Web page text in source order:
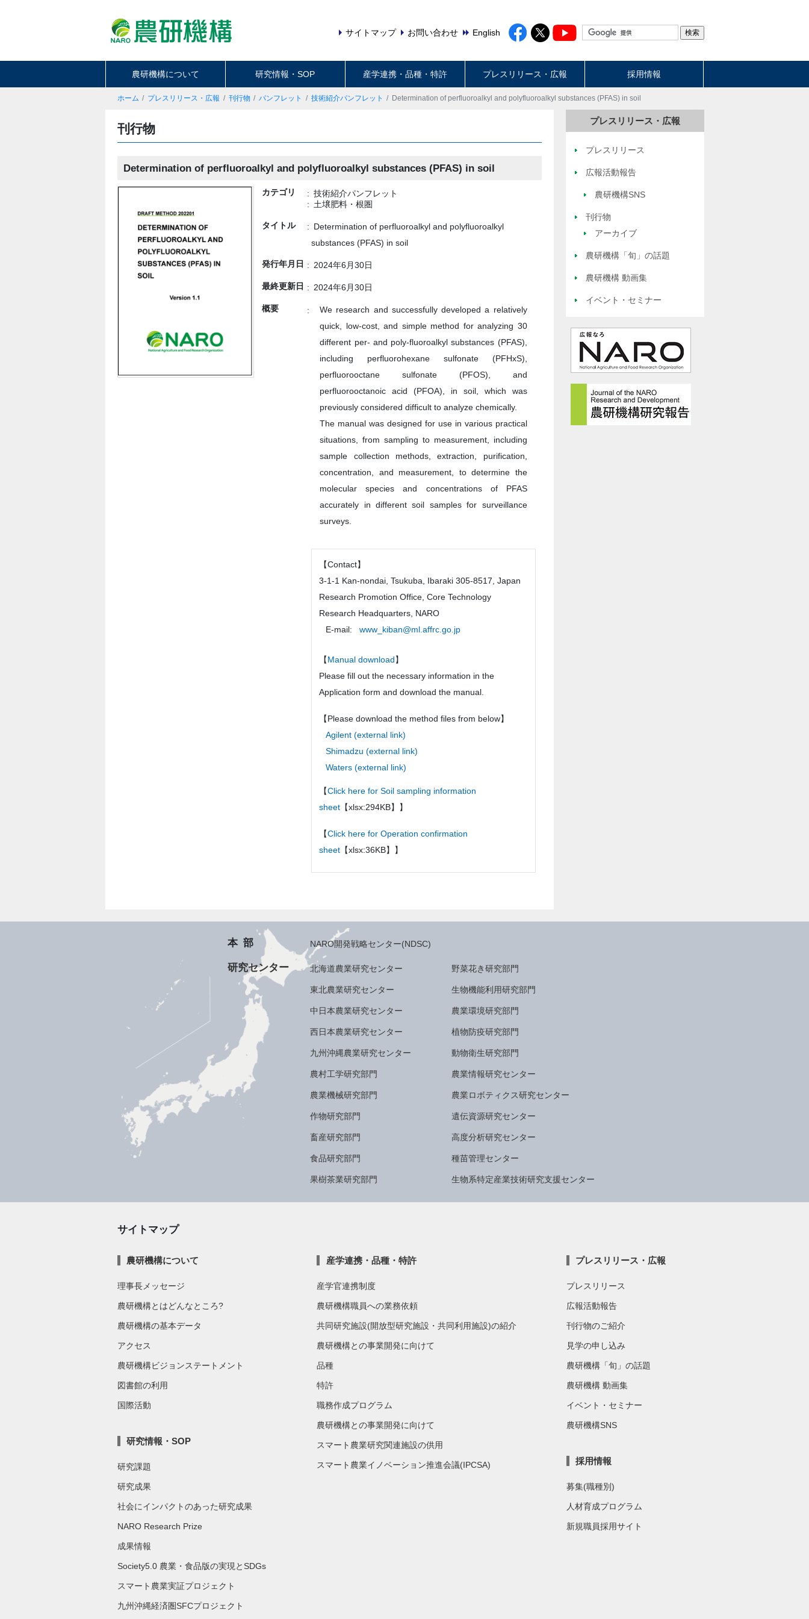
サイトマップ お問い合わせ English
農研機構について 研究情報・SOP 産学連携・品種・特許 プレスリリース・広報 採用情報
ホーム プレスリリース・広報 刊行物 パンフレット 技術紹介パンフレット Determination of perfluoroalkyl and polyfluoroalkyl substances (PFAS) in soil
刊行物
Determination of perfluoroalkyl and polyfluoroalkyl substances (PFAS) in soil
カテゴリ
技術紹介パンフレット
土壌肥料・根圏
タイトル
Determination of perfluoroalkyl and polyfluoroalkyl
substances (PFAS) in soil
発行年月日 2024年6月30日
最終更新日 2024年6月30日
概要
We research and successfully developed a relatively
quick, low-cost, and simple method for analyzing 30
different per- and poly-fluoroalkyl substances (PFAS),
including perfluorohexane sulfonate (PFHxS),
perfluorooctane sulfonate (PFOS), and
perfluorooctanoic acid (PFOA), in soil, which was
previously considered difficult to analyze chemically.
The manual was designed for use in various practical
situations, from sampling to measurement, including
sample collection methods, extraction, purification,
concentration, and measurement, to determine the
molecular species and concentrations of PFAS
accurately in different soil samples for surveillance
surveys.
【Contact】
3-1-1 Kan-nondai, Tsukuba, Ibaraki 305-8517, Japan
Research Promotion Office, Core Technology
Research Headquarters, NARO
E-mail:
www_kiban@ml.affrc.go.jp
【Manual download】
Please fill out the necessary information in the
Application form and download the manual.
【Please download the method files from below】
Agilent (external link)
Shimadzu (external link)
Waters (external link)
【Click here for Soil sampling information
sheet【xlsx:294KB】】
【Click here for Operation confirmation
sheet【xlsx:36KB】】
プレスリリース・広報
プレスリリース
広報活動報告
農研機構SNS
刊行物
アーカイブ
農研機構「旬」の話題
農研機構 動画集
イベント・セミナー
本部 NARO開発戦略センター(NDSC)
研究センター 北海道農業研究センター
東北農業研究センター
中日本農業研究センター
西日本農業研究センター
九州沖縄農業研究センター
農村工学研究部門
農業機械研究部門
作物研究部門
畜産研究部門
食品研究部門
果樹茶業研究部門
野菜花き研究部門
生物機能利用研究部門
農業環境研究部門
植物防疫研究部門
動物衛生研究部門
農業情報研究センター
農業ロボティクス研究センター
遺伝資源研究センター
高度分析研究センター
種苗管理センター
生物系特定産業技術研究支援センター
サイトマップ
農研機構について
理事長メッセージ
農研機構とはどんなところ?
農研機構の基本データ
アクセス
農研機構ビジョンステートメント
図書館の利用
国際活動
研究情報・SOP
研究課題
研究成果
社会にインパクトのあった研究成果
NARO Research Prize
成果情報
Society5.0 農業・食品版の実現とSDGs
スマート農業実証プロジェクト
九州沖縄経済圏SFCプロジェクト
産学連携・品種・特許
産学官連携制度
農研機構職員への業務依頼
共同研究施設(開放型研究施設・共同利用施設)の紹介
農研機構との事業開発に向けて
品種
特許
職務作成プログラム
農研機構との事業開発に向けて
スマート農業研究関連施設の供用
スマート農業イノベーション推進会議(IPCSA)
プレスリリース・広報
プレスリリース
広報活動報告
刊行物のご紹介
見学の申し込み
農研機構「旬」の話題
農研機構 動画集
イベント・セミナー
農研機構SNS
採用情報
募集(職種別)
人材育成プログラム
新規職員採用サイト